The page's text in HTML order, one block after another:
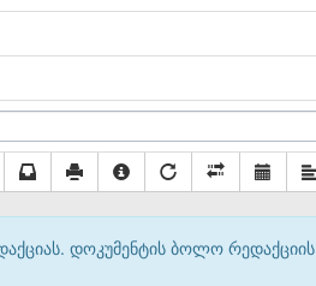
დოკუმენტის ბოლო რედაქციის